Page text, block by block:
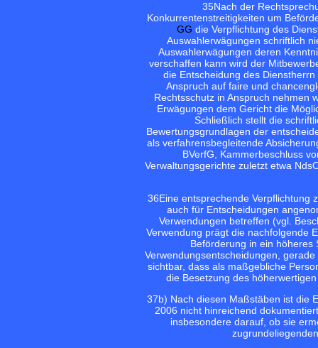
35Nach der
Konkurrentenstreitigkeiten um
GG die Verpflichtung des
Auswahlerwägungen schriftlich
Auswahlerwägungen deren
verschaffen kann wird der
die Entscheidung des
Anspruch auf faire und
Rechtsschutz in Anspruch nehmen
Erwägungen dem Gericht die
Schließlich stellt die
Bewertungsgrundlagen der
als verfahrensbegleitende
BVerfG, Kammerbeschluss
Verwaltungsgerichte zuletzt etwa
36Eine entsprechende Verpflichtung
auch für Entscheidungen
Verwendungen betreffen (vgl.
Verwendung prägt die nachfolgende
Beförderung in ein höheres
Verwendungsentscheidungen,
sichtbar, dass als maßgebliche
die Besetzung des
37b) Nach diesen Maßstäben ist die
2006 nicht hinreichend
insbesondere darauf, ob sie